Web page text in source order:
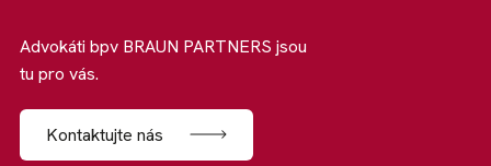
Advokáti bpv BRAUN PARTNERS jsou
tu pro vás.
Kontaktujte nás